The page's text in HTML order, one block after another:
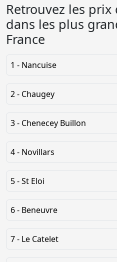
Retrouvez les
dans les plus
France
1 - Nancuise
2 - Chaugey
3 - Chenecey Buillon
4 - Novillars
5 - St Eloi
6 - Beneuvre
7 - Le Catelet